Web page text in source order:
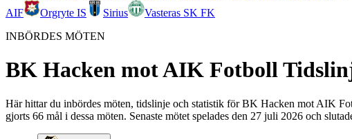
AIF
Orgryte IS Sirius
Vasteras SK FK
INBÖRDES MÖTEN
BK Hacken motAIK Fotboll
Här hittar du inbördes möten, tidslinje och statistik för BK Hacken mot AIK
gjorts 66 mål i dessa möten. Senaste mötet spelades den 27 juli 2026 och